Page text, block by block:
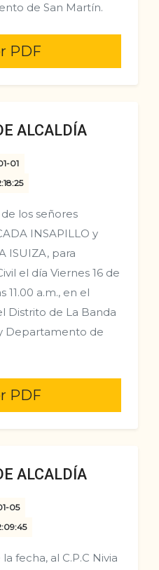
de San Martín.
PDF
ALCALDÍA
01
los señores
INSAPILLO y
ISUIZA, para
el día Viernes 16 de
11.00 a.m., en el
Distrito de La Banda
Departamento de
PDF
ALCALDÍA
05
fecha, al C.P.C Nivia